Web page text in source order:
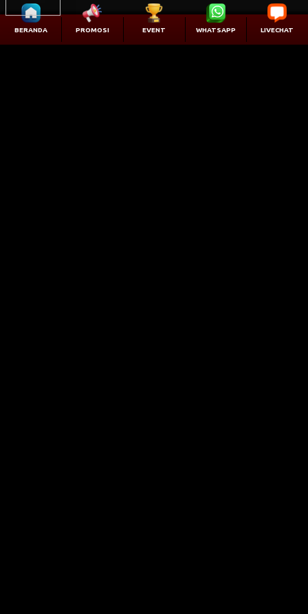
BERANDA PROMOSI EVENT WHATSAPP LIVECHAT